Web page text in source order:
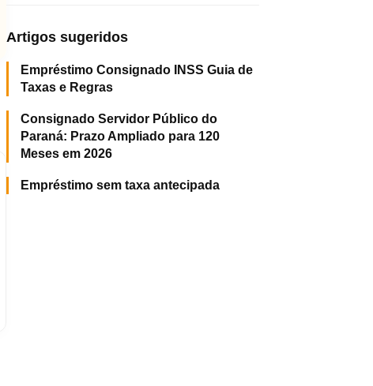
Artigos sugeridos
Empréstimo Consignado INSS Guia de
Taxas e Regras
Consignado Servidor Público do
Paraná: Prazo Ampliado para 120
Meses em 2026
Empréstimo sem taxa antecipada